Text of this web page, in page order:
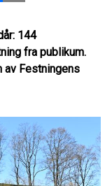
144
fra publikum.
av Festningens